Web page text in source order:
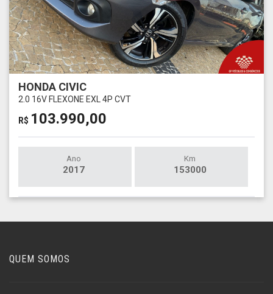
HONDA CIVIC
2.0 16V FLEXONE EXL 4P CVT
R$ 103.990,00
Ano
2017
Km
153000
QUEM SOMOS